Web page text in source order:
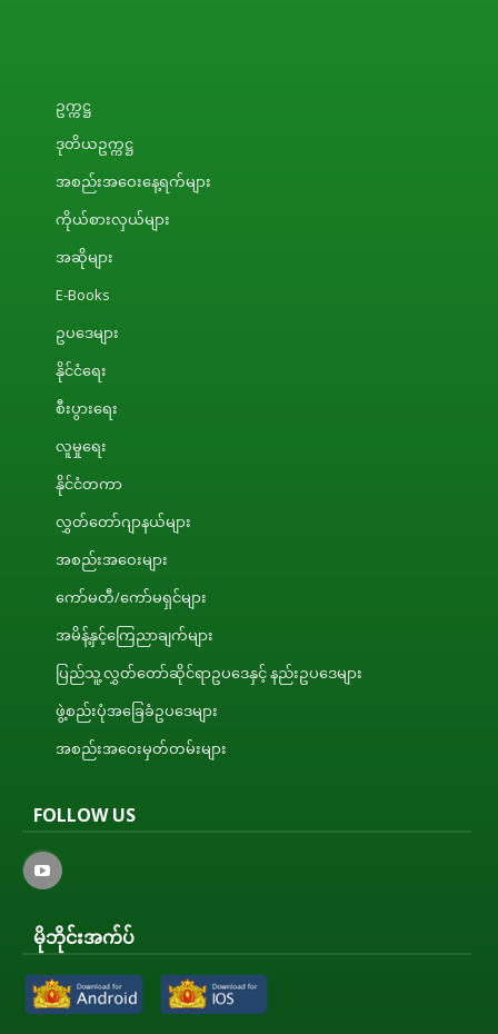
ဥက္ကဋ္ဌ
ဒုတိယဥက္ကဋ္ဌ
အစည်းအဝေးနေ့ရက်များ
ကိုယ်စားလှယ်များ
အဆိုများ
E-Books
ဥပဒေများ
နိုင်ငံရေး
စီးပွားရေး
လူမှုရေး
နိုင်ငံတကာ
လွှတ်တော်ဂျာနယ်များ
အစည်းအဝေးများ
ကော်မတီ/ကော်မရှင်များ
အမိန့်နှင့်ကြေညာချက်များ
ပြည်သူ့လွှတ်တော်ဆိုင်ရာဥပဒေနှင့် နည်းဥပဒေများ
ဖွဲ့စည်းပုံအခြေခံဥပဒေများ
အစည်းအဝေးမှတ်တမ်းများ
FOLLOW US
မိုဘိုင်းအက်ပ်